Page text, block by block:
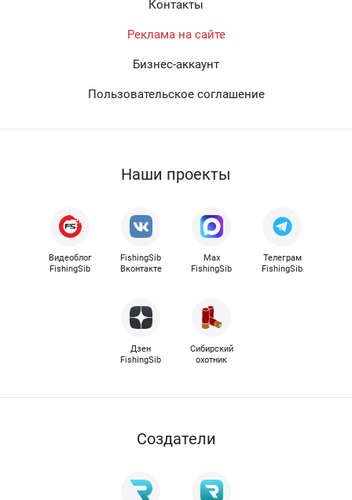
Контакты
Реклама на сайте
Бизнес-аккаунт
Пользовательское соглашение
Наши проекты
Видеоблог
FishingSib
FishingSib
Вконтакте
Max
FishingSib
Телеграм
FishingSib
Дзен
FishingSib
Сибирский
охотник
Cоздатели